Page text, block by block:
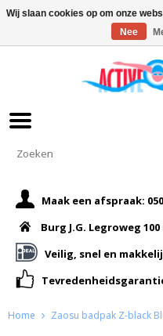
Maak een afspraak:
Burg J.G. Legroweg
Veilig, snel en
Home Zaosu badpak Z-black
Wij slaan cookies op om onze
Nee